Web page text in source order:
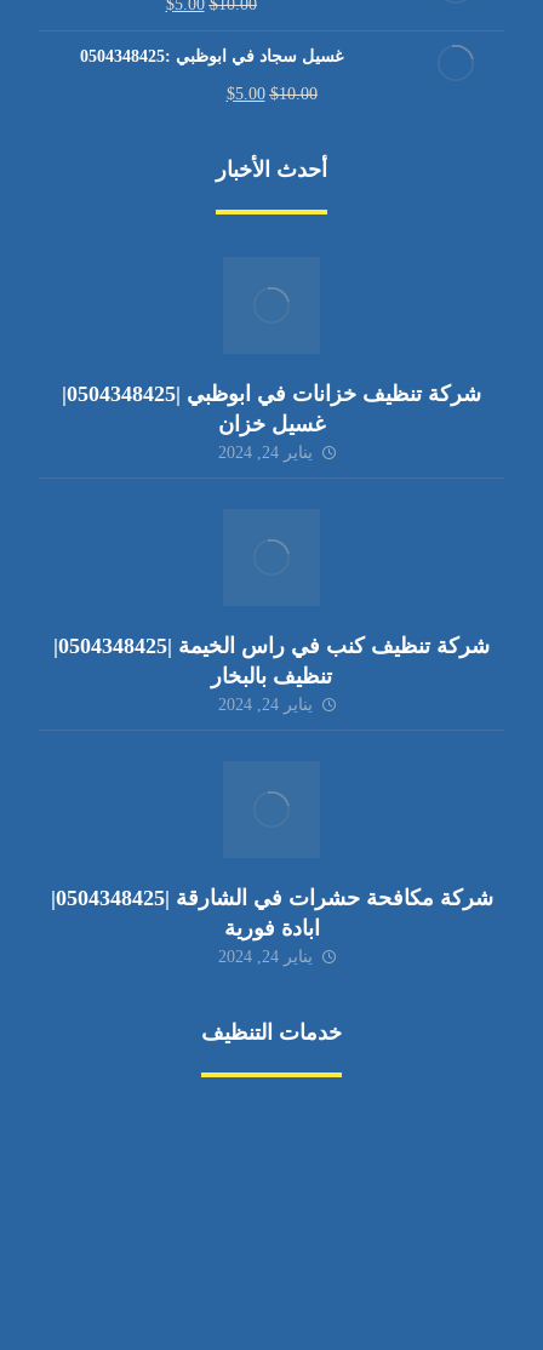
$10.00
$5.00
غسيل سجاد في ابوظبي :0504348425
$10.00
$5.00
أحدث الأخبار
شركة تنظيف خزانات في ابوظبي |0504348425|
غسيل خزان
يناير 24, 2024
شركة تنظيف كنب في راس الخيمة |0504348425|
تنظيف بالبخار
يناير 24, 2024
شركة مكافحة حشرات في الشارقة |0504348425|
ابادة فورية
يناير 24, 2024
خدمات التنظيف